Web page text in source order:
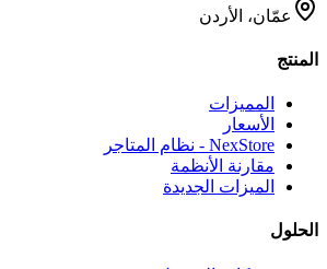
عمّان، الأردن
المنتج
المميزات
الأسعار
NexStore - نظام المتاجر
مقارنة الأنظمة
الميزات الجديدة
الحلول